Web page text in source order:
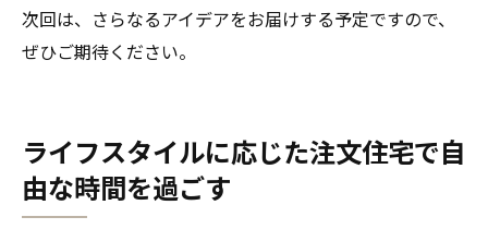
次回は、さらなるアイデアをお届けする予定ですので、
ぜひご期待ください。
ライフスタイルに応じた注文住宅で自
由な時間を過ごす